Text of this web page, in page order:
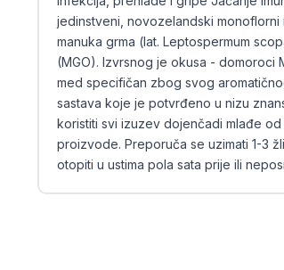
jedinstveni, novozelandski
manuka grma (lat. Leptospermum
(MGO). Izvrsnog je okusa - domoroci
med specifičan zbog svog
sastava koje je potvrđeno u nizu
koristiti svi izuzev dojenčadi mlađe
proizvode. Preporuča se uzimati 1-3
otopiti u ustima pola sata prije ili